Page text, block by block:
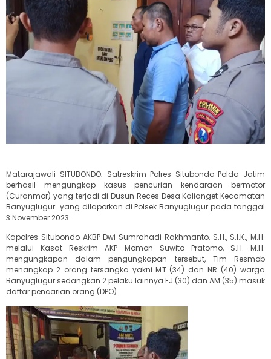
Matarajawali-SITUBONDO; Satreskrim Polres Situbondo Polda Jatim
berhasil mengungkap kasus pencurian kendaraan bermotor
(Curanmor) yang terjadi di Dusun Reces Desa Kalianget Kecamatan
Banyuglugur yang dilaporkan di Polsek Banyuglugur pada tanggal
3 November 2023.
Kapolres Situbondo AKBP Dwi Sumrahadi Rakhmanto, S.H., S.I.K., M.H.
melalui Kasat Reskrim AKP Momon Suwito Pratomo, S.H. M.H.
mengungkapan dalam pengungkapan tersebut, Tim Resmob
menangkap 2 orang tersangka yakni MT (34) dan NR (40) warga
Banyuglugur sedangkan 2 pelaku lainnya FJ (30) dan AM (35) masuk
daftar pencarian orang (DPO).